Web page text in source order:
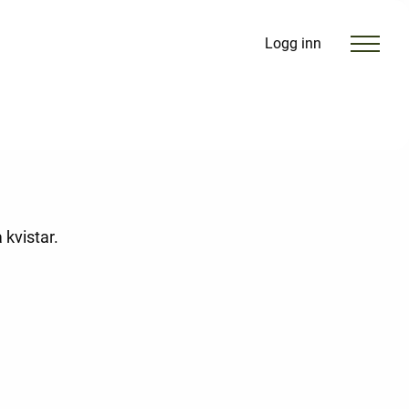
Logg inn
kvistar.